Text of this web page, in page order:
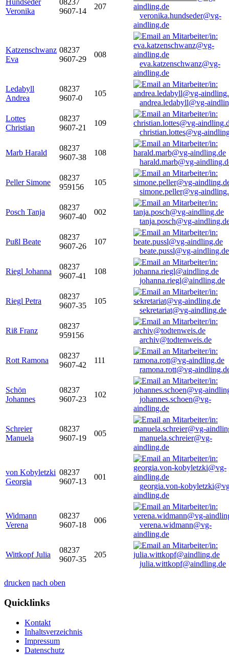
Hundseder
Veronika
08237
9607-14
207
veronika.hundseder@vg-
aindling.de
Katzenschwanz
Eva
08237
9607-29
008
eva.katzenschwanz@vg-
aindling.de
Ledabyll
Andrea
08237
9607-0
105
andrea.ledabyll@vg-
Lottes
Christian
08237
9607-21
109
christian.lottes@vg-
Marb Harald
08237
9607-38
108
harald.marb@vg-
Peller Simone
08237
959156
105
simone.peller@vg-
Posch Tanja
08237
9607-40
002
tanja.posch@vg-
Pußl Beate
08237
9607-26
107
beate.pussl@vg-aindling.de
Riegl Johanna
08237
9607-41
108
johanna.riegl@aindling.de
Riegl Petra
08237
9607-35
105
sekretariat@vg-aindling.de
Riß Franz
08237
959156
archiv@todtenweis.de
Rott Ramona
08237
9607-42
111
ramona.rott@vg-
Schön
Johannes
08237
9607-23
102
johannes.schoen@vg-
aindling.de
Schreier
Manuela
08237
9607-19
005
manuela.schreier@vg-
aindling.de
von Kobyletzki
Georgia
08237
9607-13
001
georgia.von-
aindling.de
Widmann
Verena
08237
9607-18
006
verena.widmann@vg-
aindling.de
Wittkopf Julia
08237
9607-35
205
julia.wittkopf@aindling.de
drucken nach oben
Quicklinks
Kontakt
Inhaltsverzeichnis
Impressum
Datenschutz